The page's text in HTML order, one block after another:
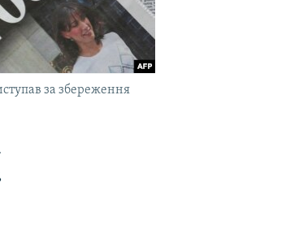
за збереження